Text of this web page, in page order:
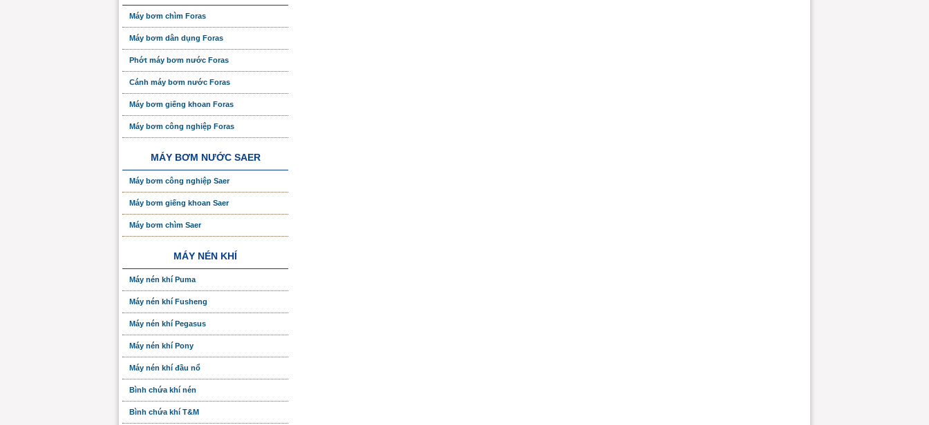
Máy bơm chìm Foras
Máy bơm dân dụng Foras
Phớt máy bơm nước Foras
Cánh máy bơm nước Foras
Máy bơm giếng khoan Foras
Máy bơm công nghiệp Foras
MÁY BƠM NƯỚC SAER
Máy bơm công nghiệp Saer
Máy bơm giếng khoan Saer
Máy bơm chìm Saer
MÁY NÉN KHÍ
Máy nén khí Puma
Máy nén khí Fusheng
Máy nén khí Pegasus
Máy nén khí Pony
Máy nén khí đầu nổ
Bình chứa khí nén
Bình chứa khí T&M